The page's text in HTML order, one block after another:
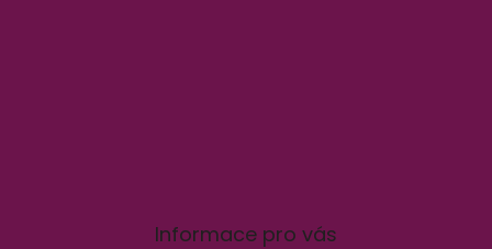
Informace pro vás